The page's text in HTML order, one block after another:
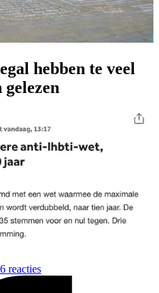
hebben te veel
reacties